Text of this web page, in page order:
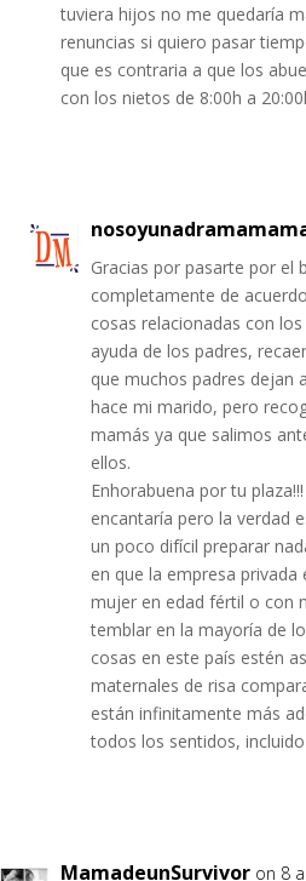
tuviera hijos no me quedaría
renuncias si quiero pasar
que es contraria a que los
con los nietos de 8:00h a
Gracias por pasarte por el
completamente de
cosas relacionadas con
ayuda de los padres,
que muchos padres dejan
hace mi marido, pero
mamás ya que salimos
ellos.
Enhorabuena por tu
encantaría pero la verdad
un poco difícil preparar
en que la empresa
mujer en edad fértil o con
temblar en la mayoría de
cosas en este país estén
maternales de risa
están infinitamente más
todos los sentidos,
MamadeunSurvivor on 8